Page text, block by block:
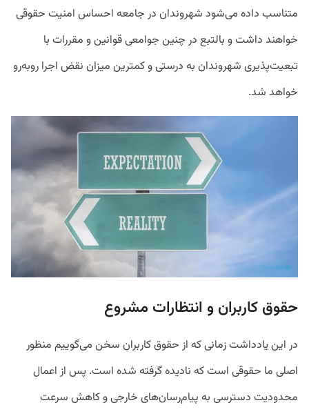
متناسب داده می‌شود شهروندان در جامعه احساس امنیت حقوقی
خواهند داشت و بالتبع در چنین جوامعی قوانین و مقررات با
تبعیت‌پذیری شهروندان به درستی و کمترین میزان نقض اجرا روبه‌رو
خواهد شد.
حقوق کاربران و انتظارات مشروع
در این یادداشت زمانی که از حقوق کاربران سخن می‌گوییم منظور
اصلی ما حقوقی است که نادیده گرفته شده است. پس از اعمال
محدودیت دسترسی به پیام‌رسان‌های خارجی و کاهش سرعت